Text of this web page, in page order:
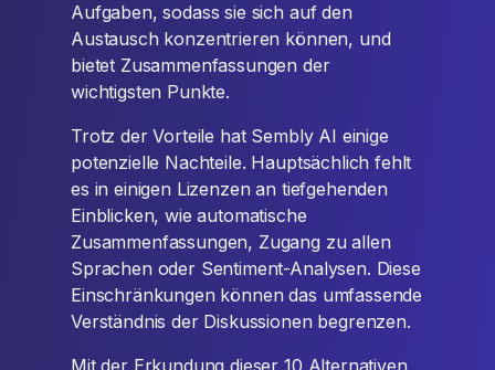
Aufgaben, sodass sie sich auf den
Austausch konzentrieren können, und
bietet Zusammenfassungen der
wichtigsten Punkte.
Trotz der Vorteile hat Sembly AI einige
potenzielle Nachteile. Hauptsächlich fehlt
es in einigen Lizenzen an tiefgehenden
Einblicken, wie automatische
Zusammenfassungen, Zugang zu allen
Sprachen oder Sentiment-Analysen. Diese
Einschränkungen können das umfassende
Verständnis der Diskussionen begrenzen.
Mit der Erkundung dieser 10 Alternativen